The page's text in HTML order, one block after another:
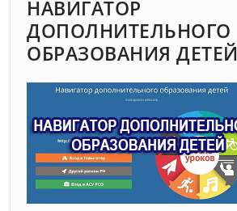
НАВИГАТОР
ДОПОЛНИТЕЛЬНОГО
ОБРАЗОВАНИЯ ДЕТЕЙ